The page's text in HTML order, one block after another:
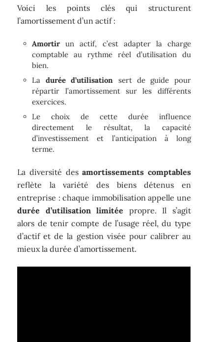
Voici les points clés qui structurent
l’amortissement d’un actif :
Amortir un actif, c’est adapter la charge
comptable au rythme réel d’utilisation du
bien.
La durée d’utilisation sert de guide pour
répartir l’amortissement sur les différents
exercices.
Le choix de cette durée influence
directement le résultat, la capacité
d’investissement et l’anticipation à long
terme.
La diversité desamortissements comptables
reflète la variété des biens détenus en
entreprise : chaque immobilisation appelle une
durée d’utilisation limitée propre. Il s’agit
alors de tenir compte de l’usage réel, du type
d’actif et de la gestion visée pour calibrer au
mieux la durée d’amortissement.